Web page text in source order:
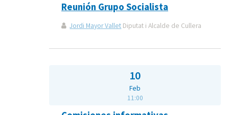
Reunión Grupo Socialista
Jordi Mayor Vallet Diputat i Alcalde de Cullera
10
Feb
11:00